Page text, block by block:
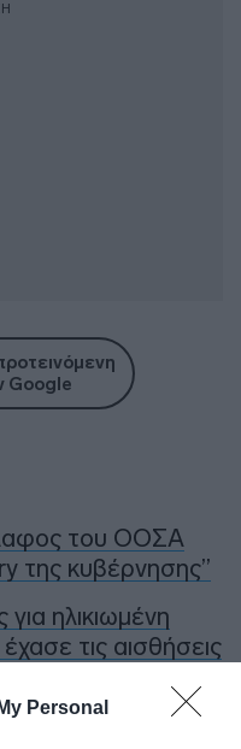
Personal
Google
του ΟΟΣΑ
της κυβέρνησης”
ηλικιωμένη
τις αισθήσεις